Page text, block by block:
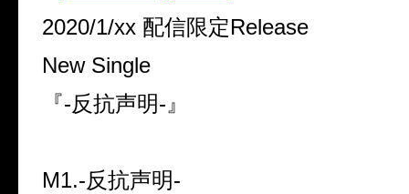
2020/1/xx 配信限定Release
New Single
『-反抗声明-』
M1.-反抗声明-